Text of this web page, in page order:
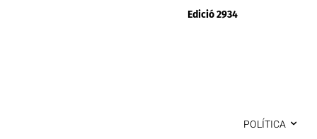
Edició 2934
POLÍTICA